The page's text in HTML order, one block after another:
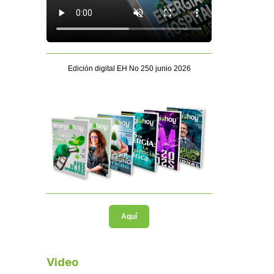
Edición digital EH No 250 junio 2026
Aquí
Video